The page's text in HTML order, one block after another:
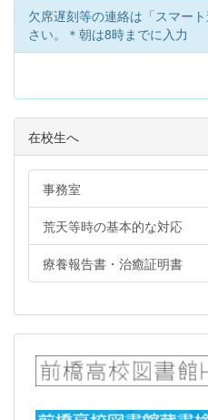
欠席遅刻等の連絡は「スマー
さい。＊朝は8時までに入力
在校生へ
事務室
荒天等時の基本的な対応
療養報告書・治癒証明書